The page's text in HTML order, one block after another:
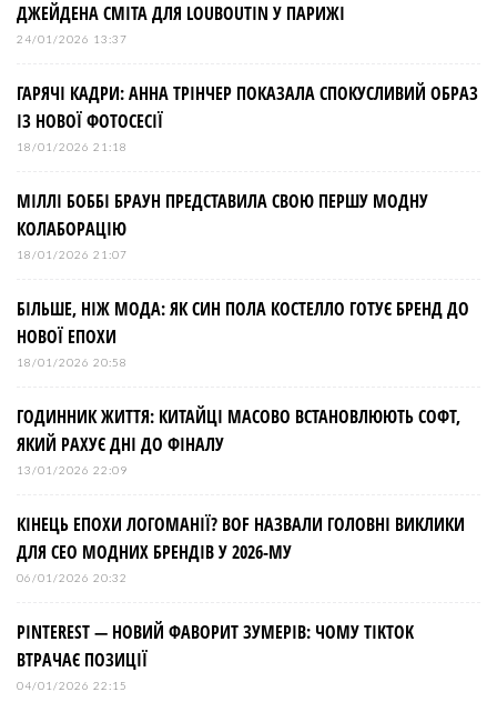
ДЖЕЙДЕНА СМІТА ДЛЯ LOUBOUTIN У ПАРИЖІ
24/01/2026 13:37
ГАРЯЧІ КАДРИ: АННА ТРІНЧЕР ПОКАЗАЛА СПОКУСЛИВИЙ ОБРАЗ
ІЗ НОВОЇ ФОТОСЕСІЇ
18/01/2026 21:18
МІЛЛІ БОББІ БРАУН ПРЕДСТАВИЛА СВОЮ ПЕРШУ МОДНУ
КОЛАБОРАЦІЮ
18/01/2026 21:07
БІЛЬШЕ, НІЖ МОДА: ЯК СИН ПОЛА КОСТЕЛЛО ГОТУЄ БРЕНД ДО
НОВОЇ ЕПОХИ
18/01/2026 20:58
ГОДИННИК ЖИТТЯ: КИТАЙЦІ МАСОВО ВСТАНОВЛЮЮТЬ СОФТ,
ЯКИЙ РАХУЄ ДНІ ДО ФІНАЛУ
13/01/2026 22:09
КІНЕЦЬ ЕПОХИ ЛОГОМАНІЇ? BOF НАЗВАЛИ ГОЛОВНІ ВИКЛИКИ
ДЛЯ СЕО МОДНИХ БРЕНДІВ У 2026-МУ
06/01/2026 20:32
PINTEREST — НОВИЙ ФАВОРИТ ЗУМЕРІВ: ЧОМУ TIKTOK
ВТРАЧАЄ ПОЗИЦІЇ
04/01/2026 22:15